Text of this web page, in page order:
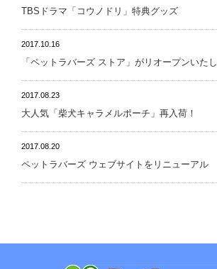
TBSドラマ「コウノドリ」特典グッズ
2017.10.16
「ペットラバーズ ストア」がリオープンいたし
2017.08.23
大人気「柴犬キャラメルポーチ」再入荷！
2017.08.20
ペットラバーズ ウェブサイトをリニューアル